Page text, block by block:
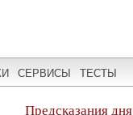
СЕРВИСЫ ТЕСТЫ
Предсказания дня